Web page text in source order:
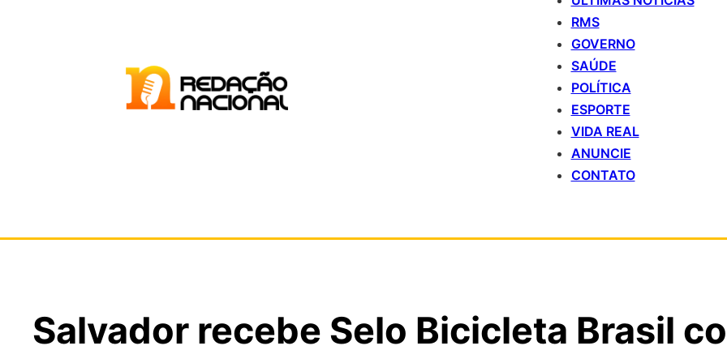
RMS
GOVERNO
SAÚDE
POLÍTICA
ESPORTE
VIDA REAL
ANUNCIE
CONTATO
Salvador recebe Selo Bicicleta Brasil